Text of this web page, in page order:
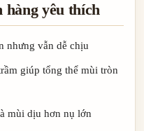
yêu thích
nhưng vẫn dễ chịu
giúp tổng thể mùi tròn
mùi dịu hơn nụ lớn